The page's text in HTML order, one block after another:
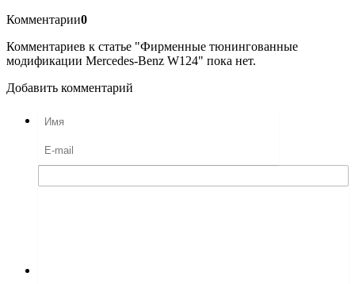
Комментарии0
Комментариев к статье "Фирменные тюнингованные
модификации Mercedes-Benz W124" пока нет.
Добавить комментарий